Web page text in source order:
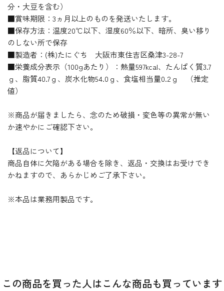
分・大豆を含む）
■賞味期限：3ヵ月以上のものを発送いたします。
■保存方法：温度20℃以下、湿度60％以下、暗所、臭い移り
のしない所で保存
■製造者：(株)たにぐち 大阪市東住吉区桑津3-28-7
■栄養成分表示（100gあたり）：熱量597kcal、たんぱく質3.7
ｇ、脂質40.7ｇ、炭水化物54.0ｇ、食塩相当量0.2ｇ （推定
値）
※商品が届きましたら、念のため破損・変色等の異常が無い
か速やかにご確認下さい。
【返品について】
商品自体に欠陥がある場合を除き、返品・交換はお受けでき
かねますので、あらかじめご了承下さい。
※本品は業務用製品です。
この商品を買った人はこんな商品も買っています